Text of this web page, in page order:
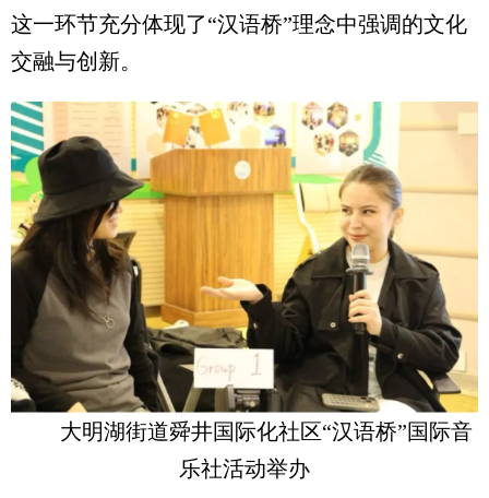
这一环节充分体现了“汉语桥”理念中强调的文化
交融与创新。
大明湖街道舜井国际化社区“汉语桥”国际音
乐社活动举办